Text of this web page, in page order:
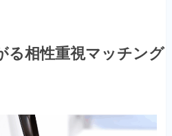
る相性重視マッチング